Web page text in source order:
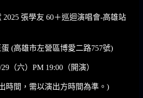
2025 張學友 60＋巡迴演唱會-高雄站
(高雄市左營區博愛二路757號)
（六）PM 19:00（開演）
，需以演出方時間為準。)